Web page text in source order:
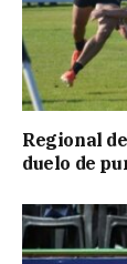
Regional
duelo de